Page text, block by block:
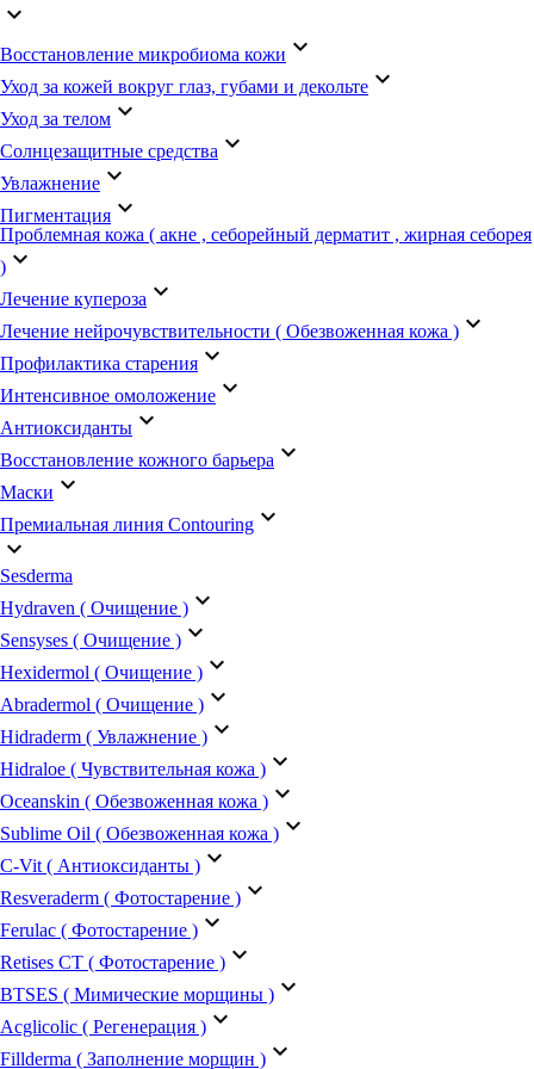
keyboard_arrow_down
Восстановление микробиома кожи keyboard_arrow_down
Уход за кожей вокруг глаз, губами и декольте keyboard_arrow_down
Уход за телом keyboard_arrow_down
Солнцезащитные средства keyboard_arrow_down
Увлажнение keyboard_arrow_down
Пигментация keyboard_arrow_down
Проблемная кожа ( акне , себорейный дерматит , жирная себорея
) keyboard_arrow_down
Лечение купероза keyboard_arrow_down
Лечение нейрочувствительности ( Обезвоженная кожа ) keyboard_arrow_down
Профилактика старения keyboard_arrow_down
Интенсивное омоложение keyboard_arrow_down
Антиоксиданты keyboard_arrow_down
Восстановление кожного барьера keyboard_arrow_down
Маски keyboard_arrow_down
Премиальная линия Contouring keyboard_arrow_down
keyboard_arrow_down
Sesderma
Hydraven ( Очищение ) keyboard_arrow_down
Sensyses ( Очищение ) keyboard_arrow_down
Hexidermol ( Очищение ) keyboard_arrow_down
Abradermol ( Очищение ) keyboard_arrow_down
Hidraderm ( Увлажнение ) keyboard_arrow_down
Hidraloe ( Чувствительная кожа ) keyboard_arrow_down
Oceanskin ( Обезвоженная кожа ) keyboard_arrow_down
Sublime Oil ( Обезвоженная кожа ) keyboard_arrow_down
C-Vit ( Антиоксиданты ) keyboard_arrow_down
Resveraderm ( Фотостарение ) keyboard_arrow_down
Ferulac ( Фотостарение ) keyboard_arrow_down
Retises CT ( Фотостарение ) keyboard_arrow_down
BTSES ( Мимические морщины ) keyboard_arrow_down
Acglicolic ( Регенерация ) keyboard_arrow_down
Fillderma ( Заполнение морщин ) keyboard_arrow_down